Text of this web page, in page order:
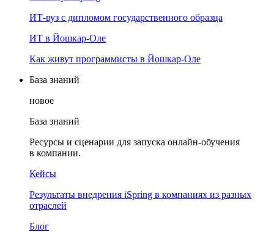
ИТ-вуз с дипломом государственного образца
ИТ в Йошкар-Оле
Как живут программисты в Йошкар‑Оле
База знаний
новое
База знаний
Ресурсы и сценарии для запуска онлайн-обучения
в компании.
Кейсы
Результаты внедрения iSpring в компаниях из разных
отраслей
Блог